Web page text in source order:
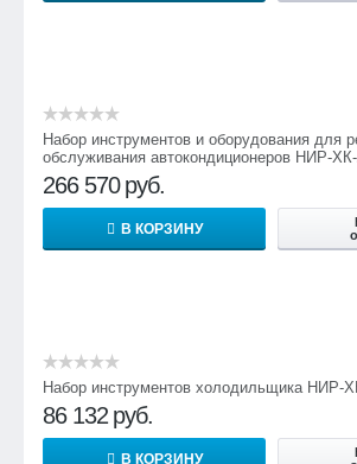
Набор инструментов и оборудования для
обслуживания автокондиционеров НИР-
266 570 руб.
В КОРЗИНУ
Набор инструментов холодильщика НИР-
86 132 руб.
В КОРЗИНУ